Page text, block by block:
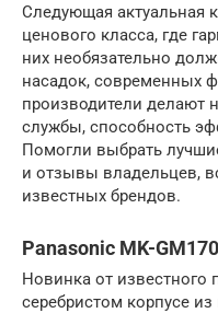
Следующая актуальная
ценового класса, где
них необязательно
насадок, современных
производители делают
службы, способность
Помогли выбрать
и отзывы владельцев,
известных брендов.
Panasonic MK-
Новинка от известного
серебристом корпусе